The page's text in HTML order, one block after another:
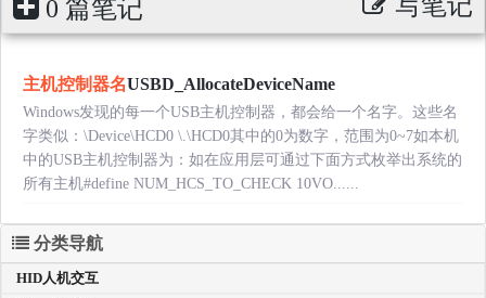
0 篇笔记
主机控制器名USBD_AllocateDeviceName
Windows发现的每一个USB主机控制器，都会给一个名字。这些名
字类似：\Device\HCD0 \.\HCD0其中的0为数字，范围为0~7如本机
中的USB主机控制器为：如在应用层可通过下面方式枚举出系统的
所有主机#define NUM_HCS_TO_CHECK 10VO......
分类导航
HID人机交互